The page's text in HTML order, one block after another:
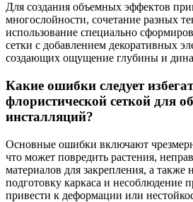
Для создания объемных эффектов
многослойности, сочетание разных
использование специально
сетки с добавлением декоративных
создающих ощущение глубины и
Какие ошибки следует
флористической сеткой для
инсталляций?
Основные ошибки включают
что может повредить растения,
материалов для закрепления, а также
подготовку каркаса и несоблюдение
привести к деформации или